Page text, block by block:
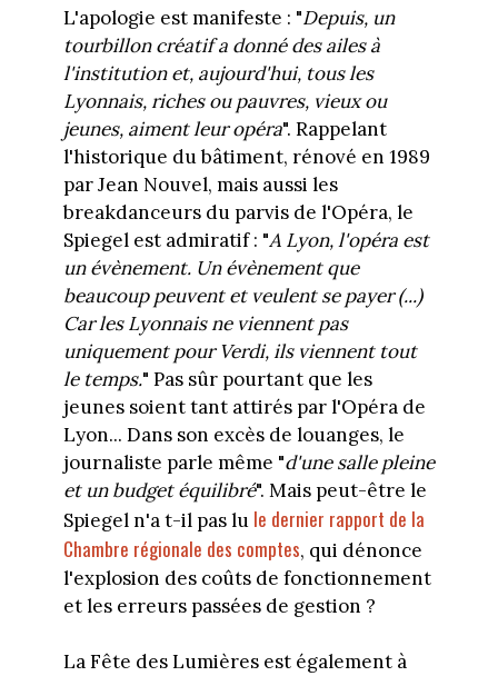
L'apologie est manifeste : "Depuis, un
tourbillon créatif a donné des ailes à
l'institution et, aujourd'hui, tous les
Lyonnais, riches ou pauvres, vieux ou
jeunes, aiment leur opéra". Rappelant
l'historique du bâtiment, rénové en 1989
par Jean Nouvel, mais aussi les
breakdanceurs du parvis de l'Opéra, le
Spiegel est admiratif : "A Lyon, l'opéra est
un évènement. Un évènement que
beaucoup peuvent et veulent se payer (...)
Car les Lyonnais ne viennent pas
uniquement pour Verdi, ils viennent tout
le temps." Pas sûr pourtant que les
jeunes soient tant attirés par l'Opéra de
Lyon... Dans son excès de louanges, le
journaliste parle même "d'une salle pleine
et un budget équilibré". Mais peut-être le
Spiegel n'a t-il pas lu le dernier rapport de la
Chambre régionale des comptes, qui dénonce
l'explosion des coûts de fonctionnement
et les erreurs passées de gestion ?
La Fête des Lumières est également à